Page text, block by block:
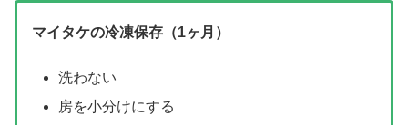
マイタケの冷凍保存（1ヶ月）
洗わない
房を小分けにする